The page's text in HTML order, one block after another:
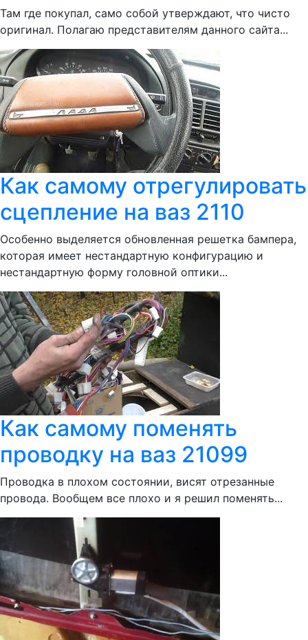
Там где покупал, само собой утверждают, что чисто
оригинал. Полагаю представителям данного сайта...
Как самому отрегулировать
сцепление на ваз 2110
Особенно выделяется обновленная решетка бампера,
которая имеет нестандартную конфигурацию и
нестандартную форму головной оптики...
Как самому поменять
проводку на ваз 21099
Проводка в плохом состоянии, висят отрезанные
провода. Вообщем все плохо и я решил поменять...